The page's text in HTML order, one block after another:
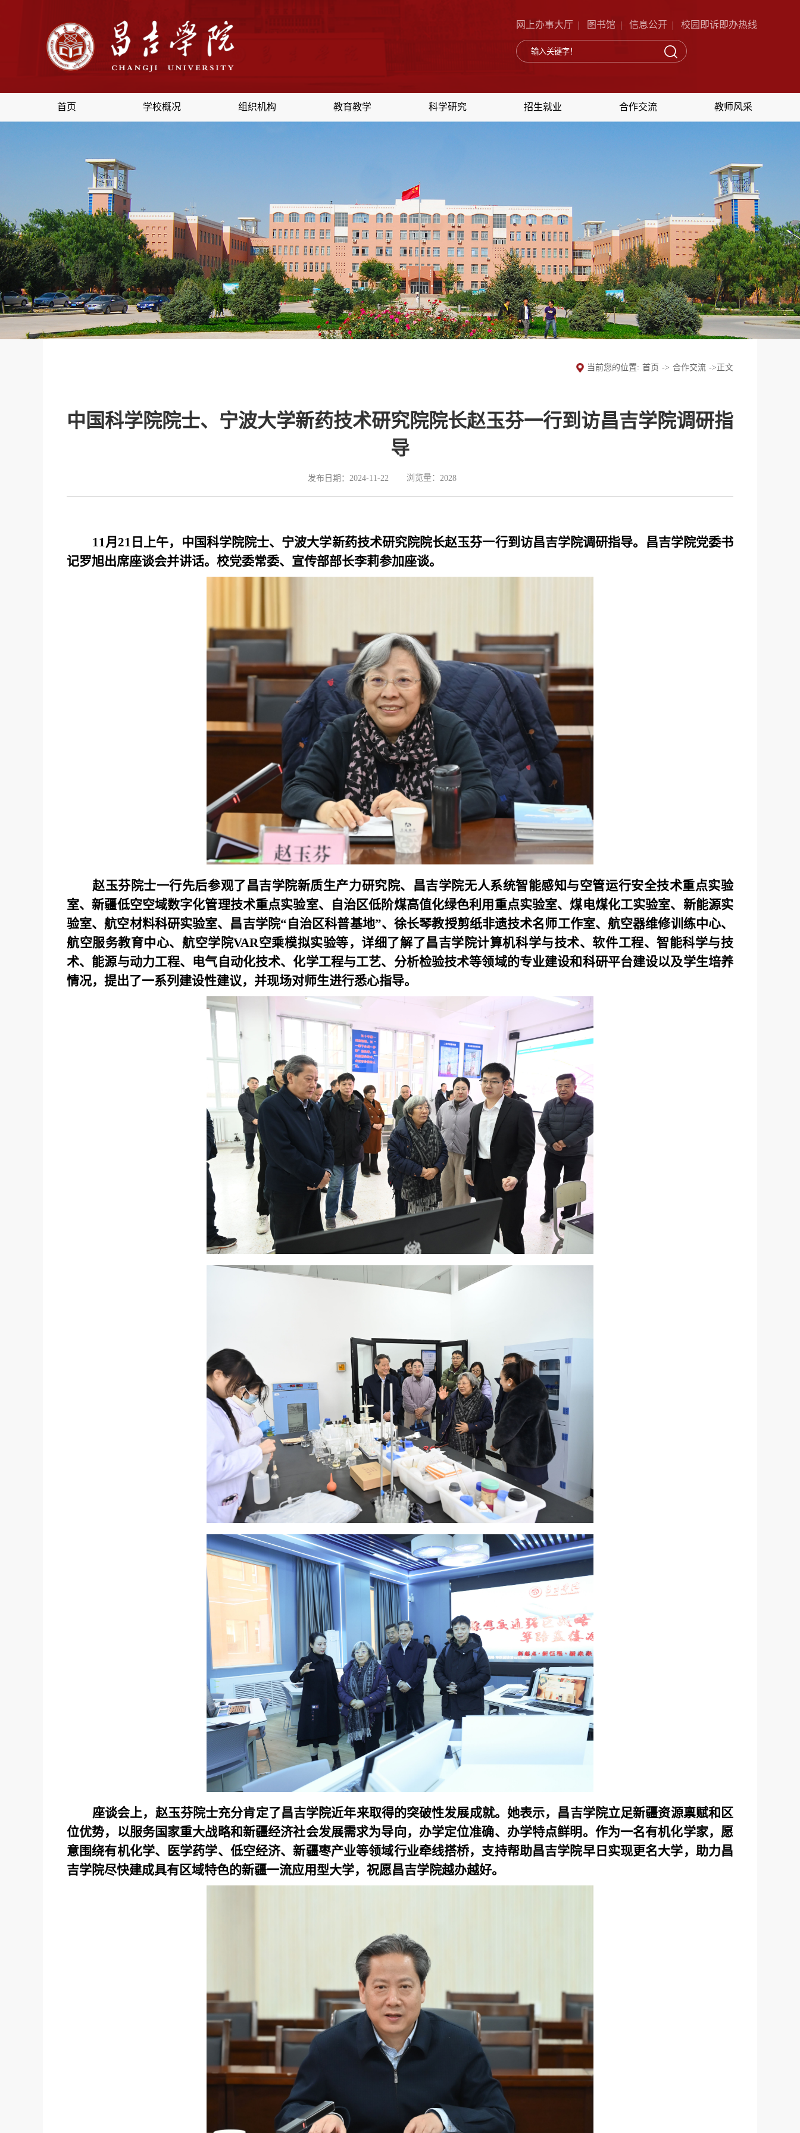
网上办事大厅 | 图书馆 | 信息公开 | 校园即诉即办热线
首页 学校概况 组织机构 教育教学 科学研究 招生就业 合作交流 教师风采
当前您的位置: 首页 -> 合作交流 -> 正文
中国科学院院士、宁波大学新药技术研究院院长赵玉芬一行到访昌吉学院调研指
导
发布日期：2024-11-22 浏览量： 2028
11月21日上午，中国科学院院士、宁波大学新药技术研究院院长赵玉芬一行到访昌吉学院调研指导。昌吉学院党委书
记罗旭出席座谈会并讲话。校党委常委、宣传部部长李莉参加座谈。
赵玉芬院士一行先后参观了昌吉学院新质生产力研究院、昌吉学院无人系统智能感知与空管运行安全技术重点实验
室、新疆低空空域数字化管理技术重点实验室、自治区低阶煤高值化绿色利用重点实验室、煤电煤化工实验室、新能源实
验室、航空材料科研实验室、昌吉学院“自治区科普基地”、徐长琴教授剪纸非遗技术名师工作室、航空器维修训练中心、
航空服务教育中心、航空学院VAR空乘模拟实验等，详细了解了昌吉学院计算机科学与技术、软件工程、智能科学与技
术、能源与动力工程、电气自动化技术、化学工程与工艺、分析检验技术等领域的专业建设和科研平台建设以及学生培养
情况，提出了一系列建设性建议，并现场对师生进行悉心指导。
座谈会上，赵玉芬院士充分肯定了昌吉学院近年来取得的突破性发展成就。她表示，昌吉学院立足新疆资源禀赋和区
位优势，以服务国家重大战略和新疆经济社会发展需求为导向，办学定位准确、办学特点鲜明。作为一名有机化学家，愿
意围绕有机化学、医学药学、低空经济、新疆枣产业等领域行业牵线搭桥，支持帮助昌吉学院早日实现更名大学，助力昌
吉学院尽快建成具有区域特色的新疆一流应用型大学，祝愿昌吉学院越办越好。